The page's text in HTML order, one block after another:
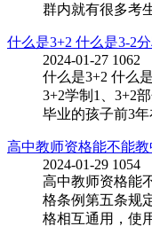
群内就有很多考
什么是3+2 什么是3-2
2024-01-27 1062
什么是3+2 什么
3+2学制1、3+2
毕业的孩子前3
高中教师资格能不能教
2024-01-29 1054
高中教师资格能
格条例第五条规
格相互通用，使